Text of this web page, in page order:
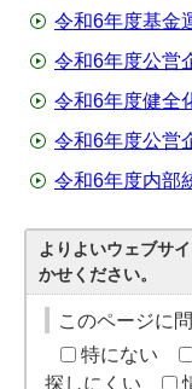
令和6年度基金
令和6年度公営
令和6年度健全
令和6年度公営
令和6年度内部
よりよいウェブサ
かせください。
このページに
特にない
探しにくい